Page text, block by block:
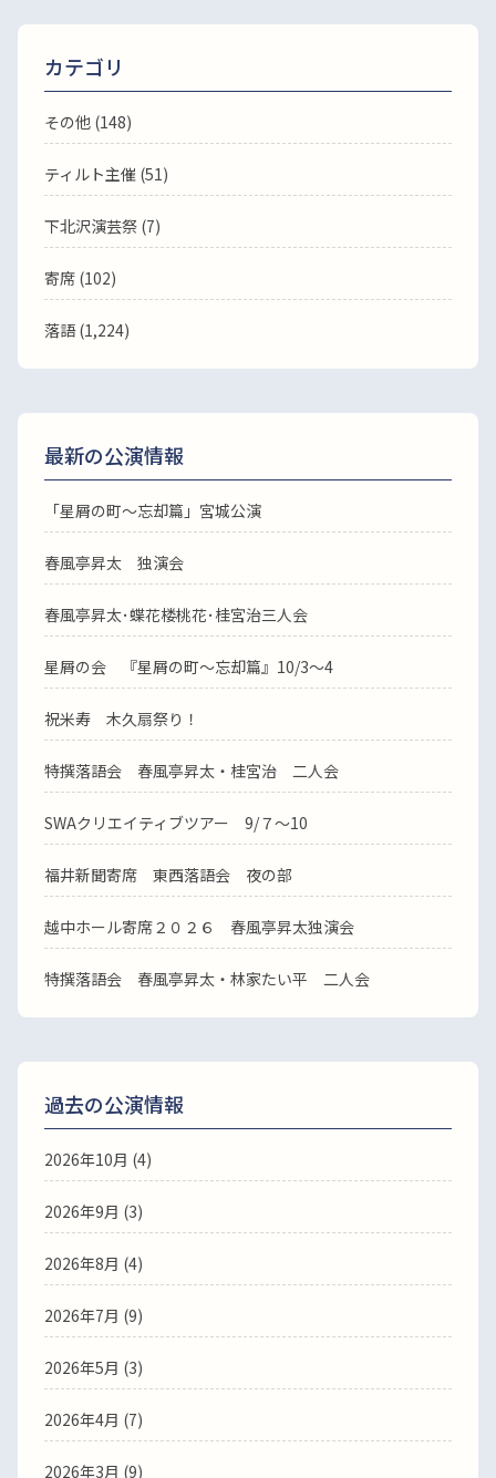
カテゴリ
その他 (148)
ティルト主催 (51)
下北沢演芸祭 (7)
寄席 (102)
落語(1,224)
最新の公演情報
「星屑の町～忘却篇」宮城公演
春風亭昇太 独演会
春風亭昇太･蝶花楼桃花･桂宮治三人会
星屑の会 『星屑の町～忘却篇』10/3～4
祝米寿 木久扇祭り！
特撰落語会 春風亭昇太・桂宮治 二人会
SWAクリエイティブツアー 9/７～10
福井新聞寄席 東西落語会 夜の部
越中ホール寄席２０２６ 春風亭昇太独演会
特撰落語会 春風亭昇太・林家たい平 二人会
過去の公演情報
2026年10月 (4)
2026年9月 (3)
2026年8月 (4)
2026年7月 (9)
2026年5月 (3)
2026年4月 (7)
2026年3月 (9)